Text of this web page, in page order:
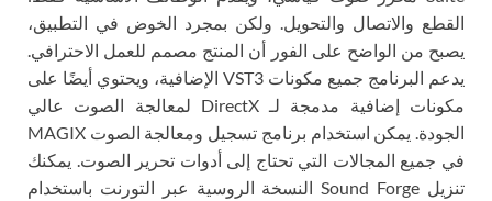
القطع والاتصال والتحويل. ولكن بمجرد الخوض في التطبيق،
يصبح من الواضح على الفور أن المنتج مصمم للعمل الاحترافي.
يدعم البرنامج جميع مكونات VST3 الإضافية، ويحتوي أيضًا على
مكونات إضافية مدمجة لـ DirectX لمعالجة الصوت عالي
الجودة. يمكن استخدام برنامج تسجيل ومعالجة الصوت MAGIX
في جميع المجالات التي تحتاج إلى أدوات تحرير الصوت. يمكنك
تنزيل Sound Forge النسخة الروسية عبر التورنت باستخدام